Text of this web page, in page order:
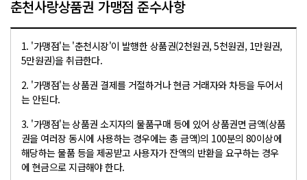
춘천사랑상품권 가맹점 준수사항
1. '가맹점'는 '춘천시장'이 발행한 상품권(2천원권, 5천원권, 1만원권,
5만원권)을 취급한다.
2. '가맹점'는 상품권 결제를 거절하거나 현금 거래자와 차등을 두어서
는 안된다.
3. '가맹점'는 상품권 소지자의 물품구매 등에 있어 상품권면 금액(상품
권을 여러장 동시에 사용하는 경우에는 총 금액)의 100분의 80이상에
해당하는 물품 등을 제공받고 사용자가 잔액의 반환을 요구하는 경우
에 현금으로 지급해야 한다.